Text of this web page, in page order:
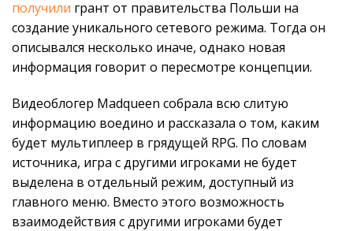
получили грант от правительства Польши на
создание уникального сетевого режима. Тогда он
описывался несколько иначе, однако новая
информация говорит о пересмотре концепции.
Видеоблогер Madqueen собрала всю слитую
информацию воедино и рассказала о том, каким
будет мультиплеер в грядущей RPG. По словам
источника, игра с другими игроками не будет
выделена в отдельный режим, доступный из
главного меню. Вместо этого возможность
взаимодействия с другими игроками будет